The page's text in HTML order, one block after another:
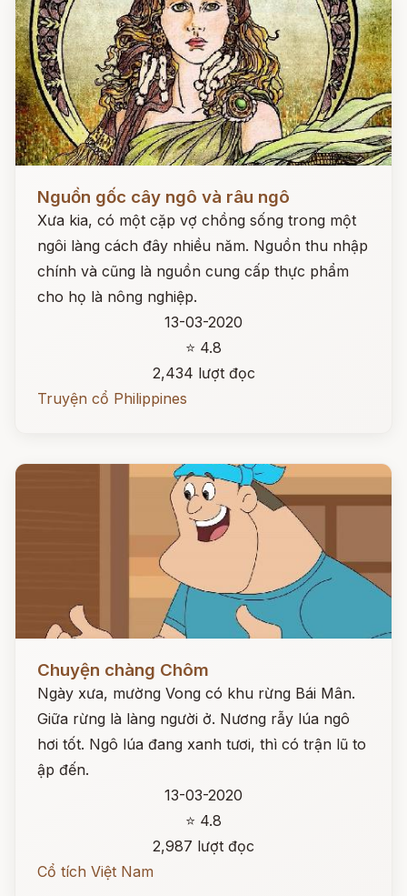
Đọc ngay
Nguồn gốc cây ngô và râu ngô
Xưa kia, có một cặp vợ chồng sống trong một
ngôi làng cách đây nhiều năm. Nguồn thu nhập
chính và cũng là nguồn cung cấp thực phẩm
cho họ là nông nghiệp.
13-03-2020
⭐ 4.8
2,434 lượt đọc
Truyện cổ Philippines
Chuyện chàng Chôm
Ngày xưa, mường Vong có khu rừng Bái Mân.
Giữa rừng là làng người ở. Nương rẫy lúa ngô
hơi tốt. Ngô lúa đang xanh tươi, thì có trận lũ to
ập đến.
13-03-2020
⭐ 4.8
2,987 lượt đọc
Cổ tích Việt Nam